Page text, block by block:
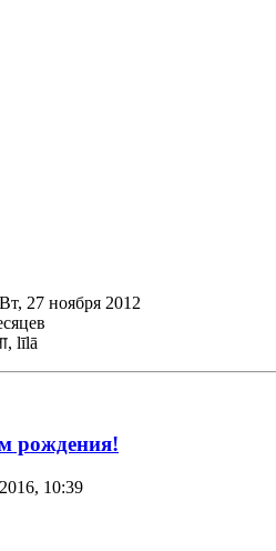
Вт, 27 ноября 2012
līlā
рождения!
10:39